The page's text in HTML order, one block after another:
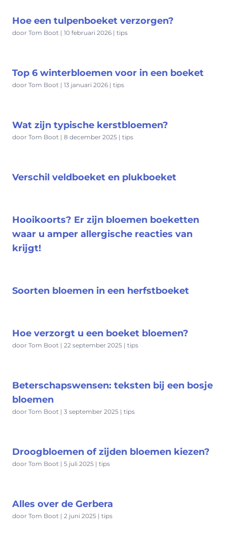
Hoe een tulpenboeket verzorgen?
door Tom Boot | 10 februari 2026 | tips
Top 6 winterbloemen voor in een boeket
door Tom Boot | 13 januari 2026 | tips
Wat zijn typische kerstbloemen?
door Tom Boot | 8 december 2025 | tips
Verschil veldboeket en plukboeket
Hooikoorts? Er zijn bloemen boeketten
waar u amper allergische reacties van
krijgt!
Soorten bloemen in een herfstboeket
Hoe verzorgt u een boeket bloemen?
door Tom Boot | 22 september 2025 | tips
Beterschapswensen: teksten bij een bosje
bloemen
door Tom Boot | 3 september 2025 | tips
Droogbloemen of zijden bloemen kiezen?
door Tom Boot | 5 juli 2025 | tips
Alles over de Gerbera
door Tom Boot | 2 juni 2025 | tips